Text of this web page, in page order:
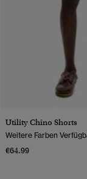
Utility Chino Shorts
Weitere Farben
€64.99